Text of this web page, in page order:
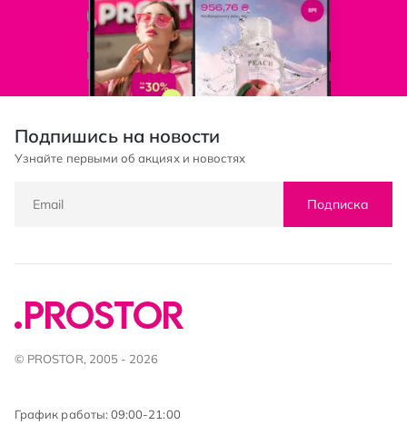
Подпишись на новости
Узнайте первыми об акциях и новостях
Подписка
© PROSTOR, 2005 - 2026
График работы: 09:00-21:00